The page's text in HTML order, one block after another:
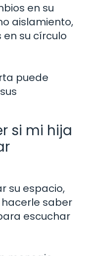
en su
aislamiento,
su círculo
puede
si mi hija
su espacio,
saber
escuchar